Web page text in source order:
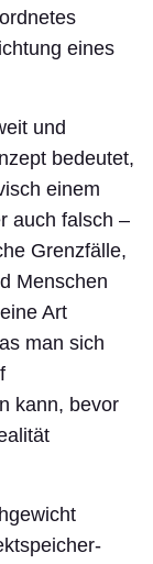
eines
und
bedeutet,
einem
auch falsch –
Grenzfälle,
Menschen
Art
man sich
kann, bevor